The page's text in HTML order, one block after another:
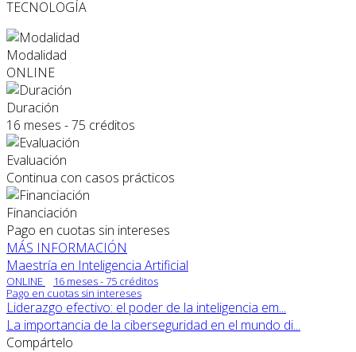
TECNOLOGÍA
Modalidad
ONLINE
Duración
16 meses - 75 créditos
Evaluación
Continua con casos prácticos
Financiación
Pago en cuotas sin intereses
MÁS INFORMACIÓN
Maestría en Inteligencia Artificial
ONLINE
16 meses - 75 créditos
Pago en cuotas sin intereses
Liderazgo efectivo: el poder de la inteligencia em...
La importancia de la ciberseguridad en el mundo di...
Compártelo